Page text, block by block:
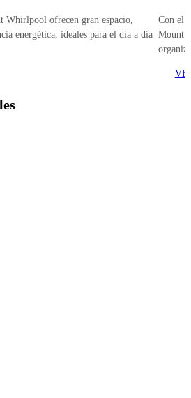
Whirlpool ofrecen gran espacio,
energética, ideales para el día a día
Con el
Mount